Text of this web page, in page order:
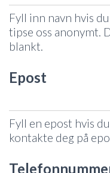
Fyll inn navn hvis
tipse oss anonymt.
blankt.
Epost
Fyll en epost hvis
kontakte deg på